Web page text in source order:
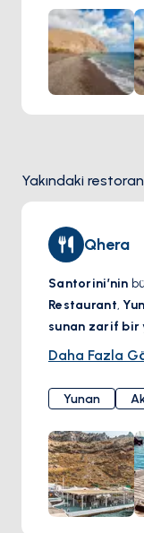
Yakındaki
Qhera
Santorini’nin
Restaurant,
sunan zarif bir
kaldera
adanın
seçilmiş
tamamlayarak
İsterromantik
keyifli bir öğle
Santorini’de
Daha Fazla
Yunan